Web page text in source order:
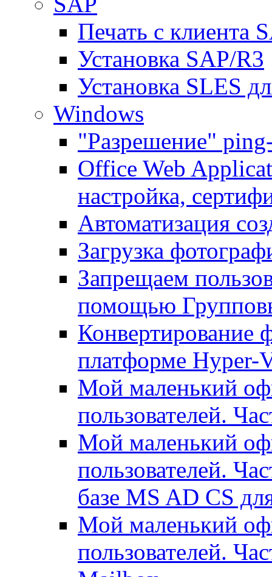
Печать с клиента
Установка SAP/R3
Установка SLES
Windows
"Разрешение"
Office Web
настройка,
Автоматизация
Загрузка
Запрещаем
помощью
Конвертирование
платформе Hyper-
Мой маленький
пользователей.
Мой маленький
пользователей.
базе MS AD CS
Мой маленький
пользователей.